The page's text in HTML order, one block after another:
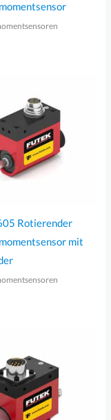
Rotierender
mit